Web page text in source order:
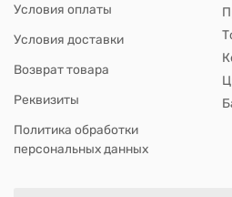
Условия оплаты
Условия доставки
Возврат товара
Реквизиты
Политика обработки
персональных данных